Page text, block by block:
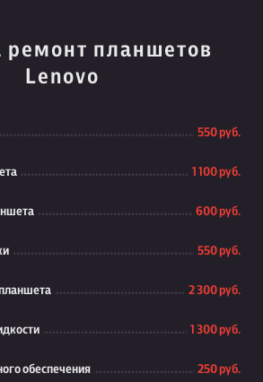
ремонт планшетов
Lenovo
550 руб.
1 100 руб.
600 руб.
550 руб.
2 300 руб.
1 300 руб.
обеспечения 250 руб.